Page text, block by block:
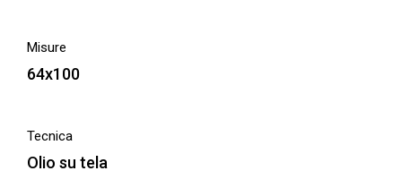
Misure
64x100
Tecnica
Olio su tela